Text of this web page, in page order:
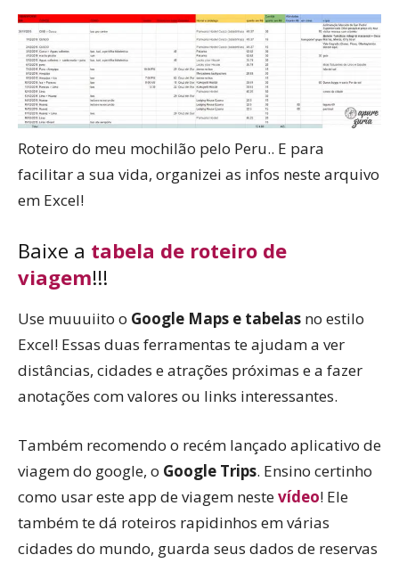
Roteiro do meu mochilão pelo Peru.. E para
facilitar a sua vida, organizei as infos neste arquivo
em Excel!
Baixe a tabela de roteiro de
viagem!!!
Use muuuiito o Google Maps e tabelas no estilo
Excel! Essas duas ferramentas te ajudam a ver
distâncias, cidades e atrações próximas e a fazer
anotações com valores ou links interessantes.
Também recomendo o recém lançado aplicativo de
viagem do google, o Google Trips. Ensino certinho
como usar este app de viagem nestevídeo! Ele
também te dá roteiros rapidinhos em várias
cidades do mundo, guarda seus dados de reservas